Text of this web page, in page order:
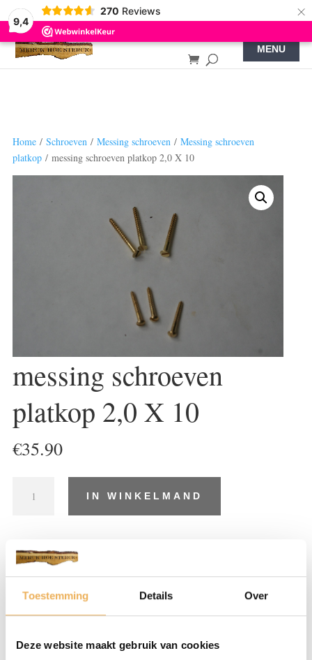
Toestemming Details Over
Deze website maakt gebruik van cookies
9,4
270 Reviews ×
Home/ Schroeven/ Messing schroeven/ Messing schroeven
platkop/ messing schroeven platkop 2,0 X 10
messing schroeven
platkop 2,0 X 10
€35.90
schroeven
X
10
aantal
IN WINKELMAND
Artikelnummer: